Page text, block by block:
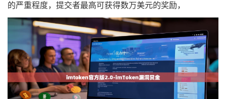
的严重程度，提交者最高可获得数万美元的奖励，